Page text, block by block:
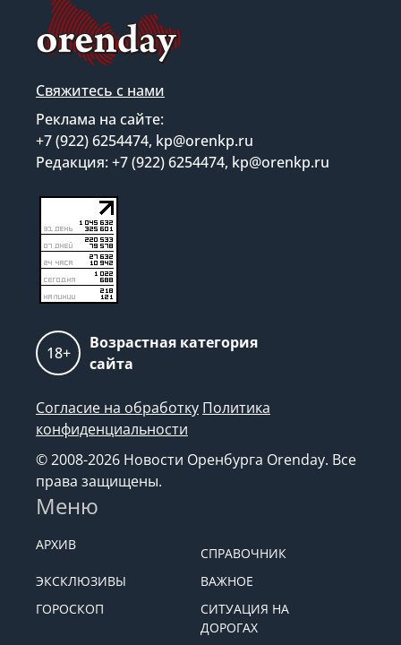
Свяжитесь с нами
Реклама на сайте:
+7 (922) 6254474, kp@orenkp.ru
Редакция: +7 (922) 6254474, kp@orenkp.ru
18+
Возрастная категория
сайта
Согласие на обработку Политика
конфиденциальности
© 2008-2026 Новости Оренбурга Orenday. Все
права защищены.
Меню
АРХИВ
СПРАВОЧНИК
ЭКСКЛЮЗИВЫ
ВАЖНОЕ
ГОРОСКОП
СИТУАЦИЯ НА
ДОРОГАХ